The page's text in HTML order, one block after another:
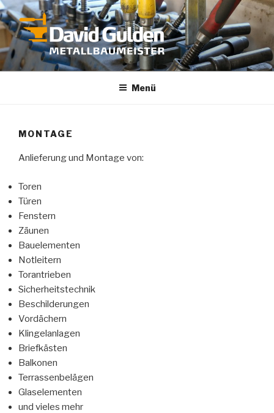
Zum
Inhalt
springen
DAVID GULDEN METALLBAU
Menü
MONTAGE
Anlieferung und Montage von:
Toren
Türen
Fenstern
Zäunen
Bauelementen
Notleitern
Torantrieben
Sicherheitstechnik
Beschilderungen
Vordächern
Klingelanlagen
Briefkästen
Balkonen
Terrassenbelägen
Glaselementen
und vieles mehr